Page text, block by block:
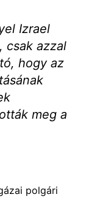
Izrael
csak azzal
hogy az
meg a
polgári